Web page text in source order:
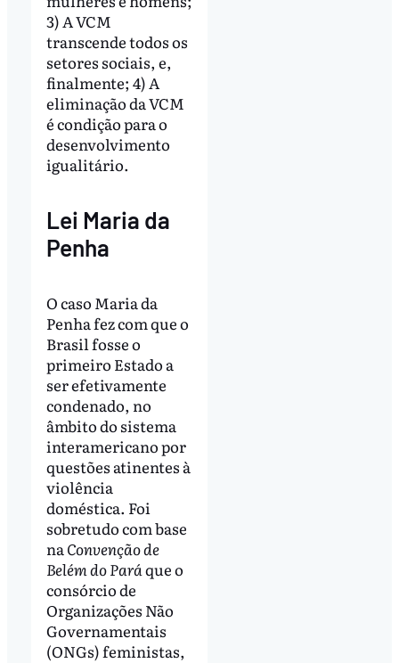
3) A VCM
transcende todos os
setores sociais, e,
finalmente; 4) A
eliminação da VCM
é condição para o
desenvolvimento
igualitário.
Lei Maria da
Penha
O caso Maria da
Penha fez com que o
Brasil fosse o
primeiro Estado a
ser efetivamente
condenado, no
âmbito do sistema
interamericano por
questões atinentes à
violência
doméstica. Foi
sobretudo com base
naConvenção de
Belém do Paráque o
consórcio de
Organizações Não
Governamentais
(ONGs) feministas,